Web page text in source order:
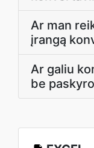
Ar man
įrangą
Ar galiu
be